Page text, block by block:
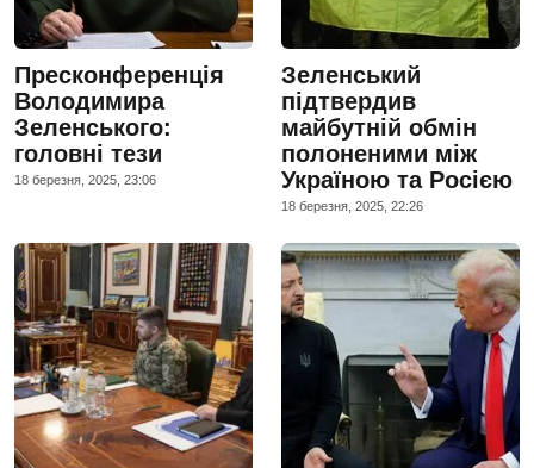
Пресконференція
Володимира
Зеленського:
головні тези
18 березня, 2025, 23:06
Зеленський
підтвердив
майбутній обмін
полоненими між
Україною та Росією
18 березня, 2025, 22:26